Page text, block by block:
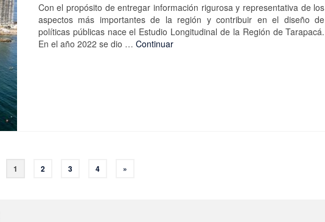
Con el propósito de entregar información rigurosa y representativa de los
aspectos más importantes de la región y contribuir en el diseño de
políticas públicas nace el Estudio Longitudinal de la Región de Tarapacá.
En el año 2022 se dio … Continuar
1 2 3 4 »